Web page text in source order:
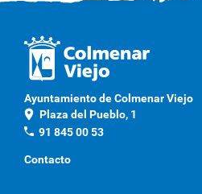
Ayuntamiento de Colmenar Viejo
location_on Plaza del Pueblo, 1
phone 91 845 00 53
Contacto